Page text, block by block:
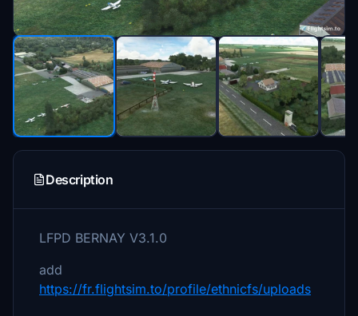
Description
LFPD BERNAY V3.1.0
add
https://fr.flightsim.to/profile/ethnicfs/uploads